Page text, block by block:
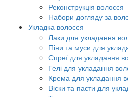
Реконструкція волосся
Набори догляду за
Укладка волосся
Лаки для укладання
Піни та муси для
Спреї для укладання
Гелі для укладання
Крема для укладання
Віски та пасти для